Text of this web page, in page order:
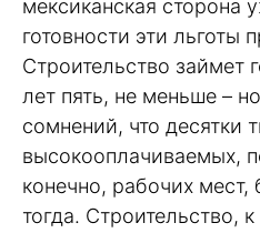
мексиканская сторона
готовности эти льготы
Строительство займет
лет пять, не меньше –
сомнений, что десятки
высокооплачиваемых,
конечно, рабочих
тогда. Строительство,